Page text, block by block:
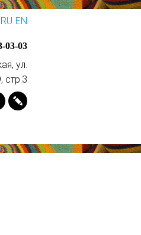
RU EN
03-03
ул.
стр.3